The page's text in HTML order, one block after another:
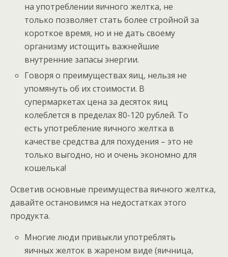
на употреблении яичного желтка, не
только позволяет стать более стройной за
короткое время, но и не дать своему
организму истощить важнейшие
внутренние запасы энергии.
Говоря о преимуществах яиц, нельзя не
упомянуть об их стоимости. В
супермаркетах цена за десяток яиц
колеблется в пределах 80-120 рублей. То
есть употребление яичного желтка в
качестве средства для похудения – это не
только выгодно, но и очень экономно для
кошелька!
Осветив основные преимущества яичного желтка,
давайте остановимся на недостатках этого
продукта.
Многие люди привыкли употреблять
яичных желток в жареном виде (яичница,